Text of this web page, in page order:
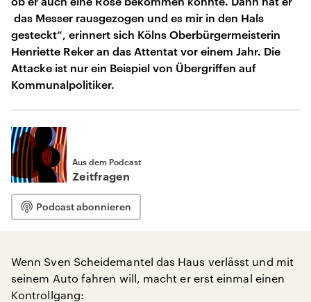
das Messer rausgezogen und es mir in den Hals
gesteckt“, erinnert sich Kölns Oberbürgermeisterin
Henriette Reker an das Attentat vor einem Jahr. Die
Attacke ist nur ein Beispiel von Übergriffen auf
Kommunalpolitiker.
Aus dem Podcast
Zeitfragen
Podcast abonnieren
Wenn Sven Scheidemantel das Haus verlässt und mit
seinem Auto fahren will, macht er erst einmal einen
Kontrollgang: